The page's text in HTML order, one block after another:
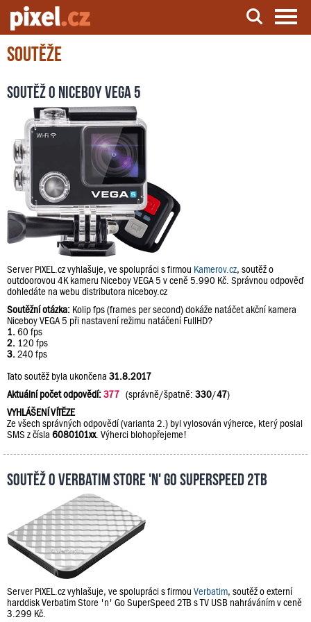
Server o natáčení a zpracování videa
Soutěže
Soutěž o Niceboy VEGA 5
Server PiXEL.cz vyhlašuje, ve spolupráci s firmou Kamerov.cz, soutěž o
outdoorovou 4K kameru Niceboy VEGA 5 v ceně 5.990 Kč. Správnou odpověď
dohledáte na webu distributora niceboy.cz
Soutěžní otázka: Kolip fps (frames per second) dokáže natáčet akční kamera
Niceboy VEGA 5 při nastavení režimu natáčení FullHD?
1. 60 fps
2. 120 fps
3. 240 fps
Tato soutěž byla ukončena 31.8.2017
Aktuální počet odpovědí:377 (správně/špatně: 330/47)
VYHLÁŠENÍ VÍTĚZE
Ze všech správných odpovědí (varianta 2.) byl vylosován výherce, který poslal
SMS z čísla 6080101xx. Výherci blohopřejeme!
Soutěž o Verbatim Store 'n' Go SuperSpeed 2TB
Server PiXEL.cz vyhlašuje, ve spolupráci s firmou Verbatim, soutěž o externí
harddisk Verbatim Store 'n' Go SuperSpeed 2TB s TV USB nahráváním v ceně
3.299 Kč.